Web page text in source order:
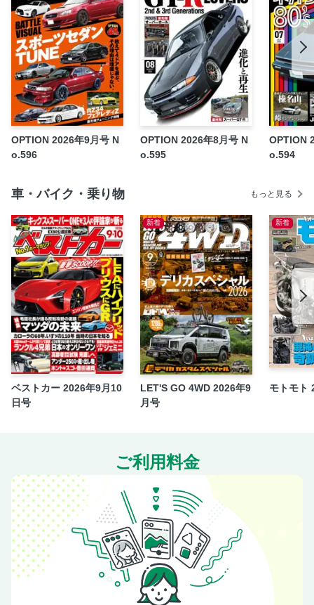
SPOON×J’S RACING FL5 CIVIC TYPE R
The Reccomend Wheel
えちごやの部屋
トップフューエル GR86スーパーストリートVER.
N-TEC ヤリス令和の韋駄天SPL!!
660GT WORLD
BEST SHOT JDM
OPTION’s EYE
特別付録 OPTロゴステッカー
dマガジンオリジナルデジタル特典［OTHER
PHOTOGRAPHS］
OPTION 2026年9月号 N
o.596
OPTION 2026年8月号 N
o.595
OPTION
o.594
車・バイク・乗り物 もっと見る
ベストカー 2026年9月10
日号
新着
LET'S GO 4WD 2026年9
月号
新着
モトモト
ご利用料金